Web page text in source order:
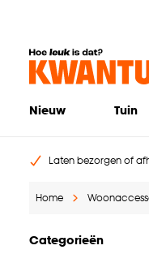
Nieuw Tuin
Laten bezorgen of
Home
Categorieën